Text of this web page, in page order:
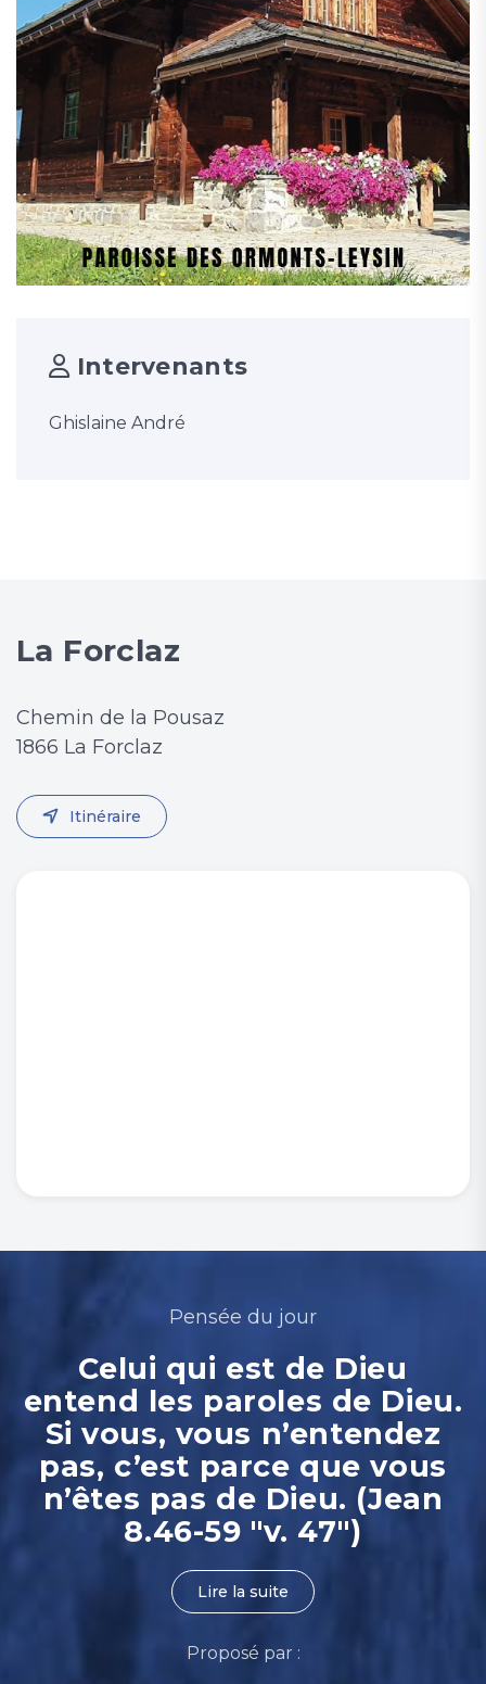
Intervenants
Ghislaine André
La Forclaz
Chemin de la Pousaz
1866 La Forclaz
Itinéraire
Pensée du jour
Celui qui est de Dieu
entend les paroles de Dieu.
Si vous, vous n’entendez
pas, c’est parce que vous
n’êtes pas de Dieu. (Jean
8.46-59 "v. 47")
Lire la suite
Proposé par :